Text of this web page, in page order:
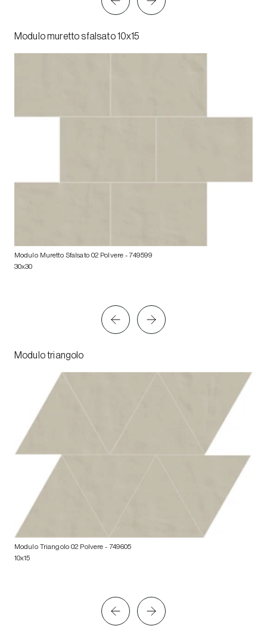
Modulo muretto sfalsato 10x15
Modulo Muretto Sfalsato 02 Polvere - 749599
30x30
Modulo triangolo
Modulo Triangolo 02 Polvere - 749605
10x15